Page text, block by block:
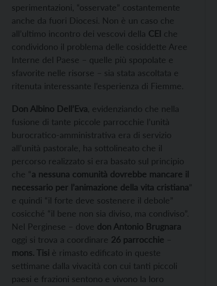
sperimentazioni, “osservate” costantemente
anche da fuori Diocesi. Non è un caso che
all’ultimo incontro dei vescovi della CEI che
condividono il problema delle cosiddette Aree
Interne del Paese – quelle più spopolate e
sfavorite nelle risorse – sia stata ascoltata e
ritenuta interessante l’esperienza di Fiemme.
Don Albino Dell’Eva , evidenziando che nella
fusione di tante piccole parrocchie l’unità
burocratico-amministrativa era di servizio
all’unità pastorale, ha sottolineato che il
percorso realizzato si era basato sul principio
che “a nessuna comunità dovrebbe mancare il
necessario per l’animazione della vita cristiana”
e quindi “il forte deve sostenere il debole”
cosicché “il bene non sia diviso, ma condiviso”.
Nel Perginese – dove don Antonio Brugnara
oggi si trova a coordinare 26 parrocchie –
mons. Tisi è rimasto edificato in queste
settimane dalla vivacità con cui tanti piccoli
paesi e frazioni sentono e vivono la loro